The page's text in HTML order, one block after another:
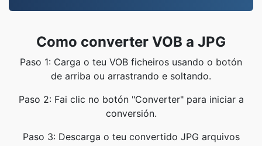
Como converter VOB a JPG
Paso 1: Carga o teu VOB ficheiros usando o botón
de arriba ou arrastrando e soltando.
Paso 2: Fai clic no botón "Converter" para iniciar a
conversión.
Paso 3: Descarga o teu convertido JPG arquivos